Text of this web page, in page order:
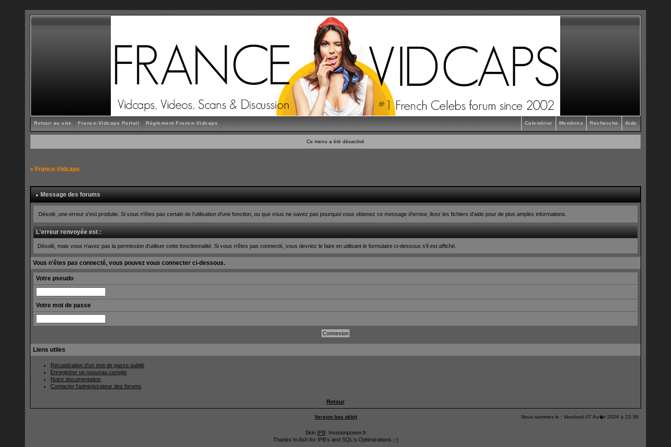
Retour au site France-Vidcaps Portail Règlement France-Vidcaps Aide
Recherche
Membres
Calendrier
Ce menu a été désactivé
» France-Vidcaps
Message des forums
Désolé, une erreur s'est produite. Si vous n'êtes pas certain de l'utilisation d'une fonction, ou que vous ne savez pas pourquoi vous obtenez ce message d'erreur, lisez les fichiers d'aide pour de plus amples informations.
L'erreur renvoyée est :
Désolé, mais vous n'avez pas la permission d'utiliser cette fonctionnalité. Si vous n'êtes pas connecté, vous devriez le faire en utilisant le formulaire ci-dessous s'il est affiché.
Vous n'êtes pas connecté, vous pouvez vous connecter ci-dessous.
Votre pseudo
Votre mot de passe
Liens utiles
Récupération d'un mot de passe oublié
Enregistrer un nouveau compte
Notre documentation
Contacter l'administrateur des forums
Retour
Version bas débit Nous sommes le : Vendredi 07 Ao�t 2026 à 22:38
Skin IPB: Invisionpower.fr
Thanks to Ash for IPB's and SQL's Optimizations ;-)